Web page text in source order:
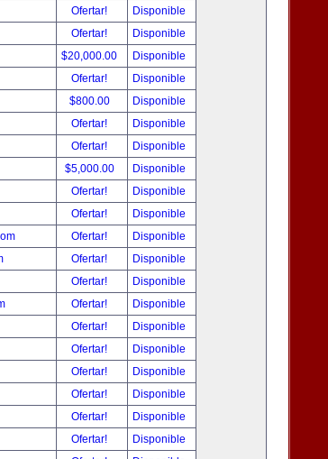
Ofertar!
Disponible
Ofertar!
Disponible
$20,000.00
Disponible
Ofertar!
Disponible
$800.00
Disponible
Ofertar!
Disponible
Ofertar!
Disponible
$5,000.00
Disponible
Ofertar!
Disponible
Ofertar!
Disponible
Ofertar!
Disponible
Ofertar!
Disponible
Ofertar!
Disponible
Ofertar!
Disponible
Ofertar!
Disponible
Ofertar!
Disponible
Ofertar!
Disponible
Ofertar!
Disponible
Ofertar!
Disponible
Ofertar!
Disponible